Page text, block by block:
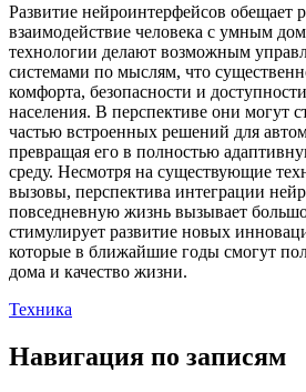
Развитие нейроинтерфейсов обещает
взаимодействие человека с умным
технологии делают возможным
системами по мыслям, что
комфорта, безопасности и
населения. В перспективе они могут
частью встроенных решений для
превращая его в полностью
среду. Несмотря на существующие
вызовы, перспектива интеграции
повседневную жизнь вызывает
стимулирует развитие новых
которые в ближайшие годы смогут
дома и качество жизни.
Техника
Навигация по записям